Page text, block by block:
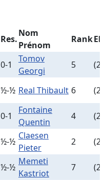
Res.
Nom
Prénom
RankElo
0-1
Tomov
Georgi
5
½-½ Real Thibault 6
0-1
Fontaine
Quentin
4
½-½
Claesen
Pieter
2
½-½
Memeti
Kastriot
7